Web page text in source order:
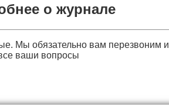
о журнале
Мы обязательно вам перезвоним и
ваши вопросы